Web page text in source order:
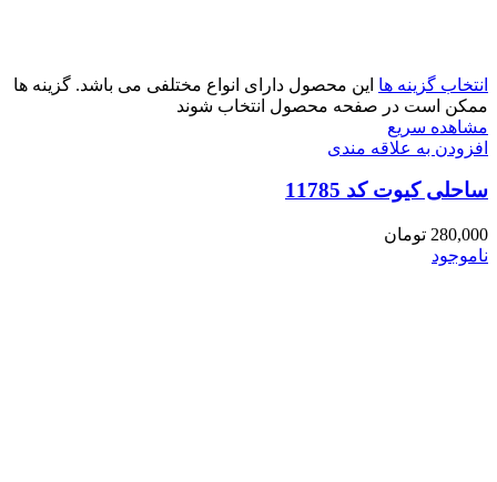
انتخاب گزینه ها این محصول دارای انواع مختلفی می باشد. گزینه ها
ممکن است در صفحه محصول انتخاب شوند
مشاهده سریع
افزودن به علاقه مندی
ساحلی کیوت کد 11785
280,000 تومان
ناموجود